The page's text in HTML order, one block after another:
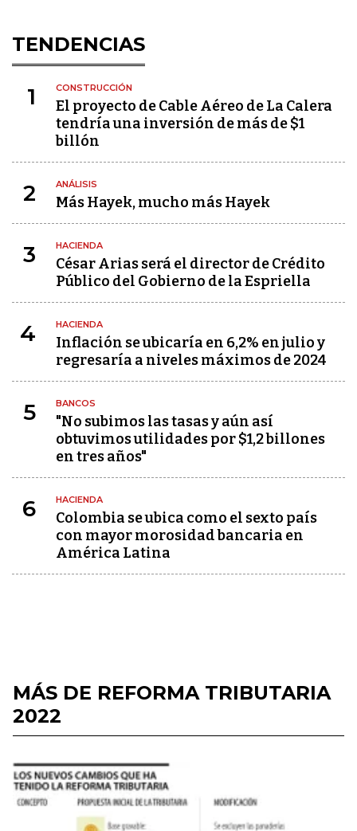
TENDENCIAS
1 CONSTRUCCIÓN
El proyecto de Cable Aéreo de La Calera
tendría una inversión de más de $1
billón
2 ANÁLISIS
Más Hayek, mucho más Hayek
3 HACIENDA
César Arias será el director de Crédito
Público del Gobierno de la Espriella
4 HACIENDA
Inflación se ubicaría en 6,2% en julio y
regresaría a niveles máximos de 2024
5 BANCOS
"No subimos las tasas y aún así
obtuvimos utilidades por $1,2 billones
en tres años"
6 HACIENDA
Colombia se ubica como el sexto país
con mayor morosidad bancaria en
América Latina
MÁS DE REFORMA TRIBUTARIA
2022